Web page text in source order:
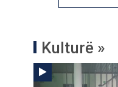
Kulturë »